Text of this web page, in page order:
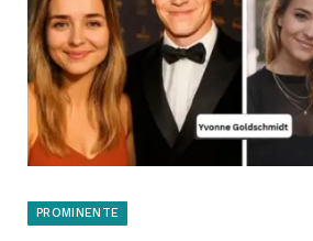
PROMINENTE